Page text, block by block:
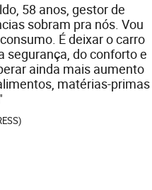
58 anos, gestor de
sobram pra nós. Vou
É deixar o carro
segurança, do conforto e
ainda mais aumento
matérias-primas